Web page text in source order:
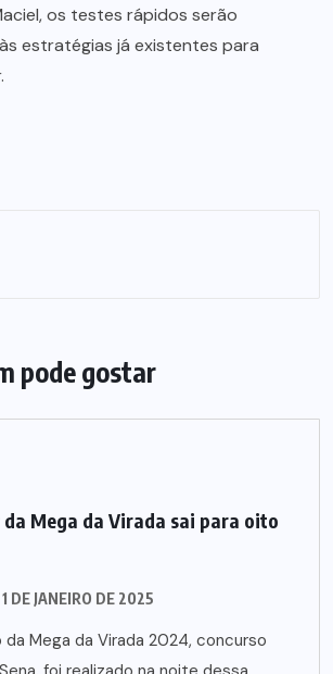
os testes rápidos serão
estratégias já existentes para
pode gostar
Mega da Virada sai para oito
1 DE JANEIRO DE 2025
da Mega da Virada 2024, concurso